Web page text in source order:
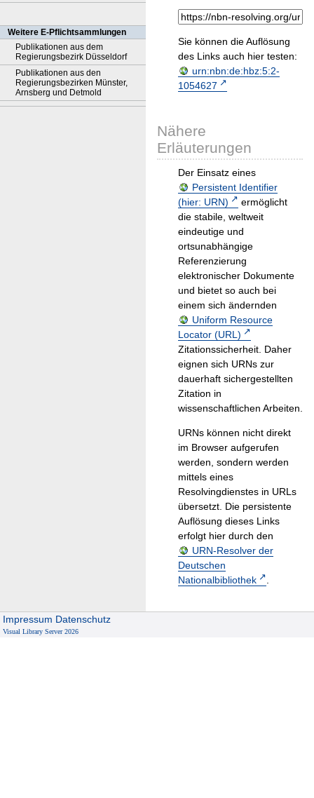
Weitere E-Pflichtsammlungen
Publikationen aus dem
Regierungsbezirk Düsseldorf
Publikationen aus den
Regierungsbezirken Münster,
Arnsberg und Detmold
Sie können die Auflösung
des Links auch hier testen:
urn:nbn:de:hbz:5:2-
1054627
Nähere
Erläuterungen
Der Einsatz eines
Persistent Identifier
(hier: URN)
ermöglicht
die stabile, weltweit
eindeutige und
ortsunabhängige
Referenzierung
elektronischer Dokumente
und bietet so auch bei
einem sich ändernden
Uniform Resource
Locator (URL)
Zitationssicherheit. Daher
eignen sich URNs zur
dauerhaft sichergestellten
Zitation in
wissenschaftlichen Arbeiten.
URNs können nicht direkt
im Browser aufgerufen
werden, sondern werden
mittels eines
Resolvingdienstes in URLs
übersetzt. Die persistente
Auflösung dieses Links
erfolgt hier durch den
URN-Resolver der
Deutschen
Nationalbibliothek
.
Impressum Datenschutz
Visual Library Server 2026